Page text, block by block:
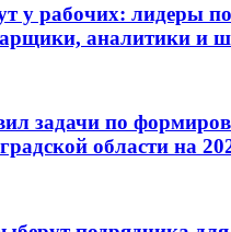
у рабочих: лидеры по
аналитики и
задачи по
области на